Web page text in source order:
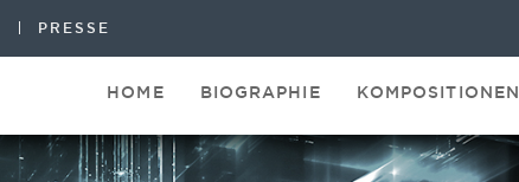
PRESSE
HOME BIOGRAPHIE KOMPOSITIONEN